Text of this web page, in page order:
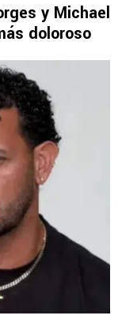
y Michael
doloroso